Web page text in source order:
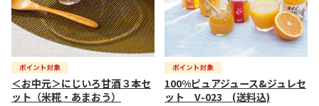
＜お中元＞にじいろ甘酒３本セ
ット（米糀・あまおう）
100%ピュアジュース&ジュレセ
ット V-023 (送料込)